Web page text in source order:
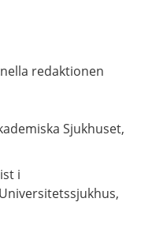
redaktionen
Sjukhuset,
i